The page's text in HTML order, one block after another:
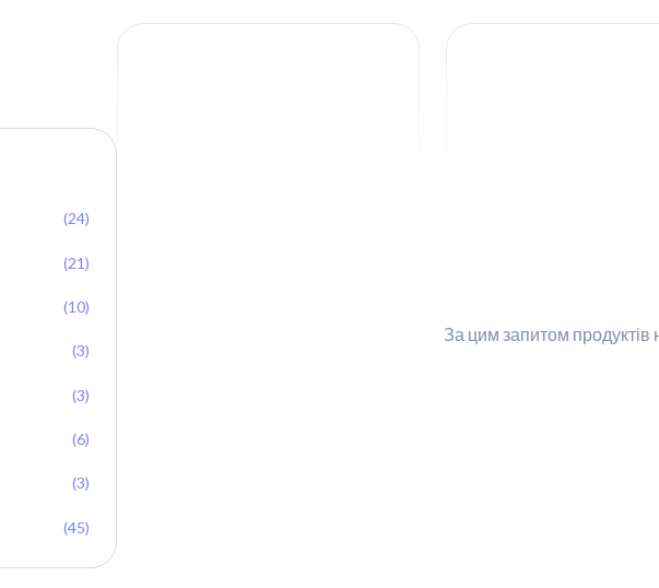
(24)
(21)
(10)
(3)
(3)
(6)
(3)
(45)
За цим запитом